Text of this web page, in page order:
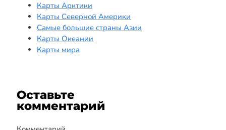
Карты Арктики
Карты Северной Америки
Самые большие страны Азии
Карты Океании
Карты мира
Оставьте
комментарий